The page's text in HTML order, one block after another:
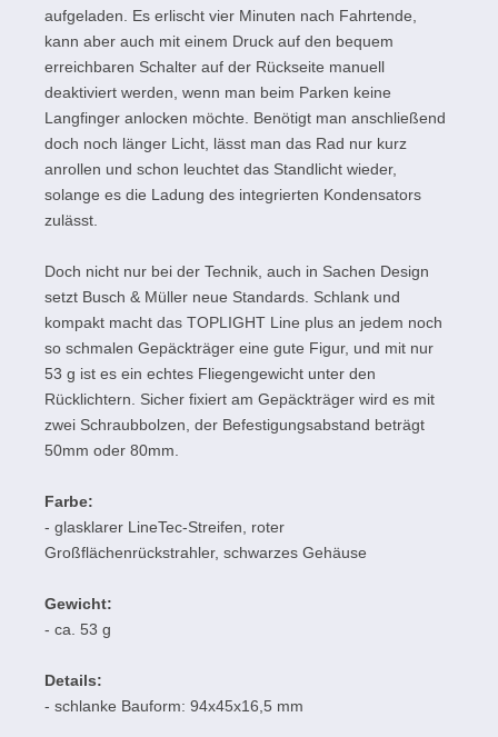
aufgeladen. Es erlischt vier Minuten nach Fahrtende,
kann aber auch mit einem Druck auf den bequem
erreichbaren Schalter auf der Rückseite manuell
deaktiviert werden, wenn man beim Parken keine
Langfinger anlocken möchte. Benötigt man anschließend
doch noch länger Licht, lässt man das Rad nur kurz
anrollen und schon leuchtet das Standlicht wieder,
solange es die Ladung des integrierten Kondensators
zulässt.
Doch nicht nur bei der Technik, auch in Sachen Design
setzt Busch & Müller neue Standards. Schlank und
kompakt macht das TOPLIGHT Line plus an jedem noch
so schmalen Gepäckträger eine gute Figur, und mit nur
53 g ist es ein echtes Fliegengewicht unter den
Rücklichtern. Sicher fixiert am Gepäckträger wird es mit
zwei Schraubbolzen, der Befestigungsabstand beträgt
50mm oder 80mm.
Farbe:
- glasklarer LineTec-Streifen, roter
Großflächenrückstrahler, schwarzes Gehäuse
Gewicht:
- ca. 53 g
Details:
- schlanke Bauform: 94x45x16,5 mm